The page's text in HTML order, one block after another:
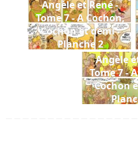
Angèle et René -
Tome 7 - A Cochon,
Cochon et demi -
Planche 2
Angèle
Tome 7 -
Cochon